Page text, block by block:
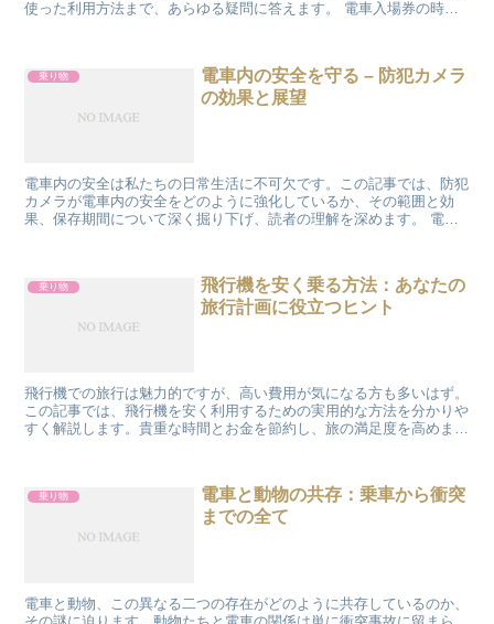
使った利用方法まで、あらゆる疑問に答えます。 電車入場券の時間
乗り物
電車内の安全を守る – 防犯カメラ
の効果と展望
電車内の安全は私たちの日常生活に不可欠です。この記事では、防犯
カメラが電車内の安全をどのように強化しているか、その範囲と効
果、保存期間について深く掘り下げ、読者の理解を深めます。 電車
乗り物
飛行機を安く乗る方法：あなたの
旅行計画に役立つヒント
飛行機での旅行は魅力的ですが、高い費用が気になる方も多いはず。
この記事では、飛行機を安く利用するための実用的な方法を分かりや
すく解説します。貴重な時間とお金を節約し、旅の満足度を高めまし
乗り物
電車と動物の共存：乗車から衝突
までの全て
電車と動物、この異なる二つの存在がどのように共存しているのか、